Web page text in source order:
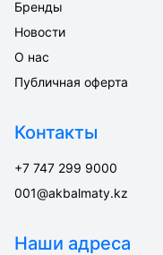
Бренды
Новости
О нас
Публичная оферта
Контакты
+7 747 299 9000
001@akbalmaty.kz
Наши адреса